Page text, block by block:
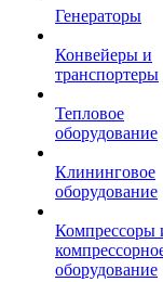
Генераторы
Конвейеры и
транспортеры
Тепловое
оборудование
Клининговое
оборудование
Компрессоры
оборудование